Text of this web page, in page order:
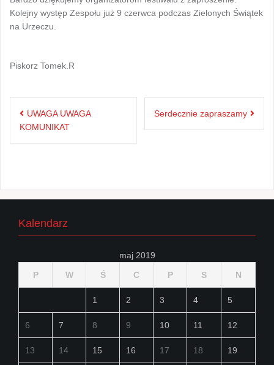
Kolejny występ Zespołu już 9 czerwca podczas Zielonych Świątek
na Urzeczu.
Piskorz Tomek.R
Nawigacja
wpisu
UWAGA UWAGA
KOMUNIKAT
Serdecznie zapraszamy
Kalendarz
maj 2019
P
W Ś C P S N
1 2 3 4 5
6 7 8 9 10 11 12
13 14 15 16 17 18 19